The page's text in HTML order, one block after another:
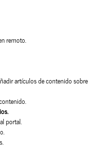
remoto.
artículos de contenido sobre
portal.